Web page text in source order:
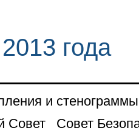
года
и стенограммы
Совет
Совет